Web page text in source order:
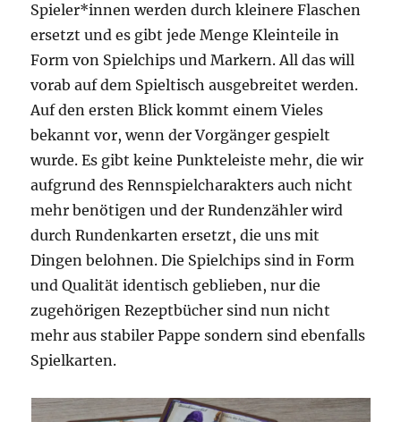
Spieler*innen werden durch kleinere Flaschen
ersetzt und es gibt jede Menge Kleinteile in
Form von Spielchips und Markern. All das will
vorab auf dem Spieltisch ausgebreitet werden.
Auf den ersten Blick kommt einem Vieles
bekannt vor, wenn der Vorgänger gespielt
wurde. Es gibt keine Punkteleiste mehr, die wir
aufgrund des Rennspielcharakters auch nicht
mehr benötigen und der Rundenzähler wird
durch Rundenkarten ersetzt, die uns mit
Dingen belohnen. Die Spielchips sind in Form
und Qualität identisch geblieben, nur die
zugehörigen Rezeptbücher sind nun nicht
mehr aus stabiler Pappe sondern sind ebenfalls
Spielkarten.